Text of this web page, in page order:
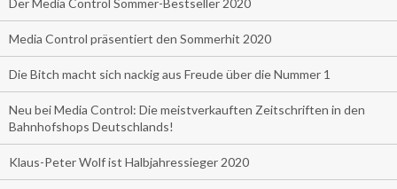
Der Media Control Sommer-Bestseller 2020
Media Control präsentiert den Sommerhit 2020
Die Bitch macht sich nackig aus Freude über die Nummer 1
Neu bei Media Control: Die meistverkauften Zeitschriften in den
Bahnhofshops Deutschlands!
Klaus-Peter Wolf ist Halbjahressieger 2020